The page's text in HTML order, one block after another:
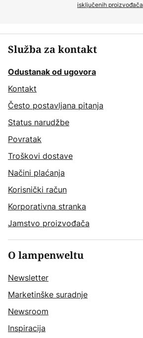
isključenih proizvođača
Služba za kontakt
Odustanak od ugovora
Kontakt
Često postavljana pitanja
Status narudžbe
Povratak
Troškovi dostave
Načini plaćanja
Korisnički račun
Korporativna stranka
Jamstvo proizvođača
O lampenweltu
Newsletter
Marketinške suradnje
Newsroom
Inspiracija